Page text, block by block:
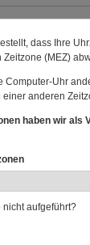
Camp-
wir an 6
(1158)
der
Sekretärinnen-
dass Ihre
(MEZ)
Computer-Uhr
einer anderen
haben wir als
nicht aufgeführt?